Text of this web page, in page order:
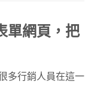
單網頁，把
多行銷人員在這一